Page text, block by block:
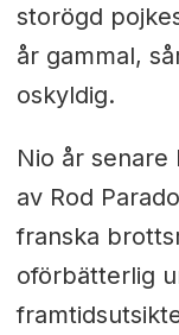
storögd
år gammal,
oskyldig.
Nio år senare
av Rod
franska
oförbätterlig